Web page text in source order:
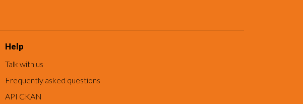
Help
Talk with us
Frequently asked questions
API CKAN